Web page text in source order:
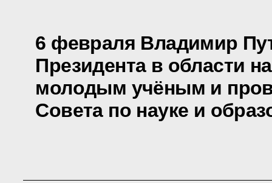
6 февраля Владимир
Президента в области
молодым учёным и
Совета по науке и